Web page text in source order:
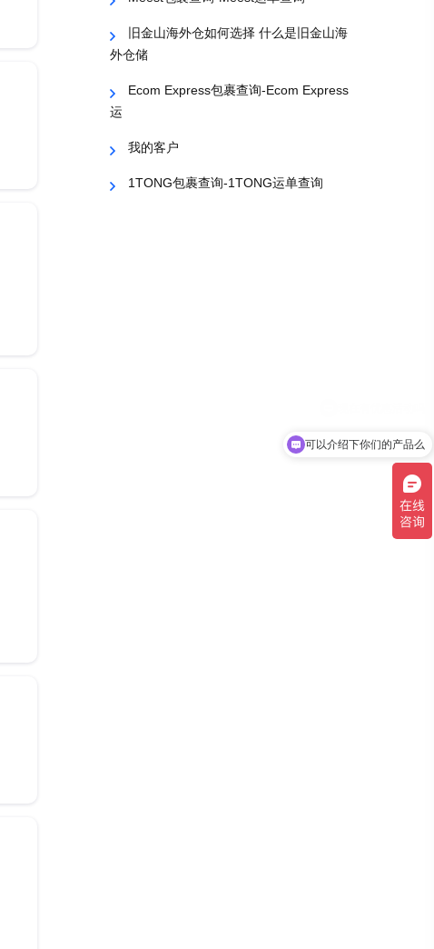
旧金山海外仓如何选择 什么是旧金山海
外仓储
Ecom Express包裹查询-Ecom Express
运
我的客户
1TONG包裹查询-1TONG运单查询
可以介绍下你们的产品么